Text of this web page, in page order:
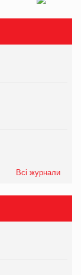
Всі журнали